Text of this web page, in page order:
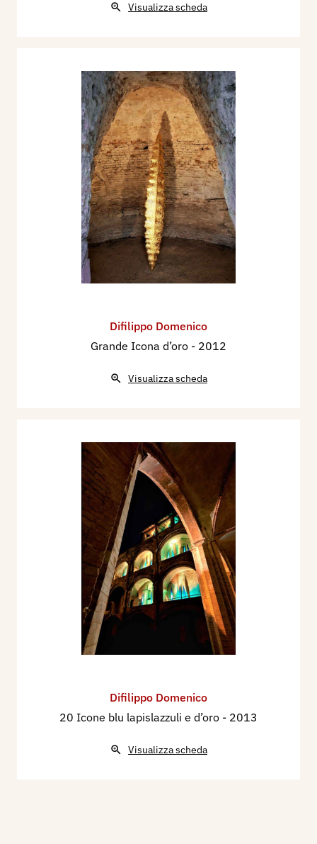
Visualizza scheda
Difilippo Domenico
Grande Icona d’oro - 2012
Visualizza scheda
Difilippo Domenico
20 Icone blu lapislazzuli e d’oro - 2013
Visualizza scheda